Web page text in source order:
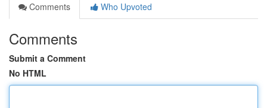
Comments
Who Upvoted
Comments
Submit a Comment
No HTML